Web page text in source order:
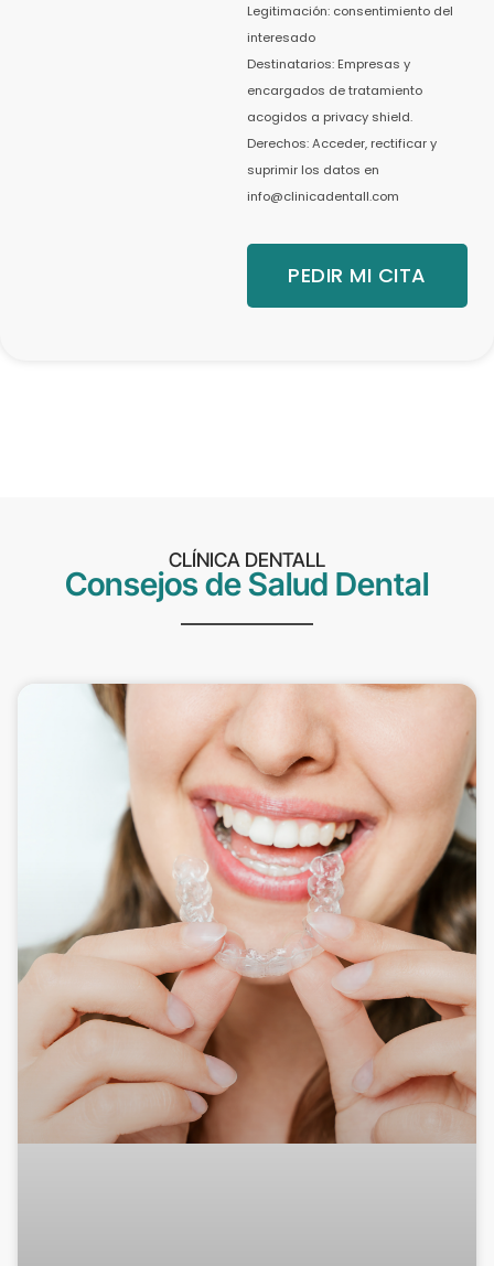
Legitimación: consentimiento del
interesado
Destinatarios: Empresas y
encargados de tratamiento
acogidos a privacy shield.
Derechos: Acceder, rectificar y
suprimir los datos en
info@clinicadentall.com
PEDIR MI CITA
CLÍNICA DENTALL
Consejos de Salud Dental